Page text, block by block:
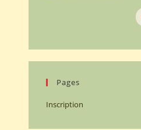
Pages
Inscription